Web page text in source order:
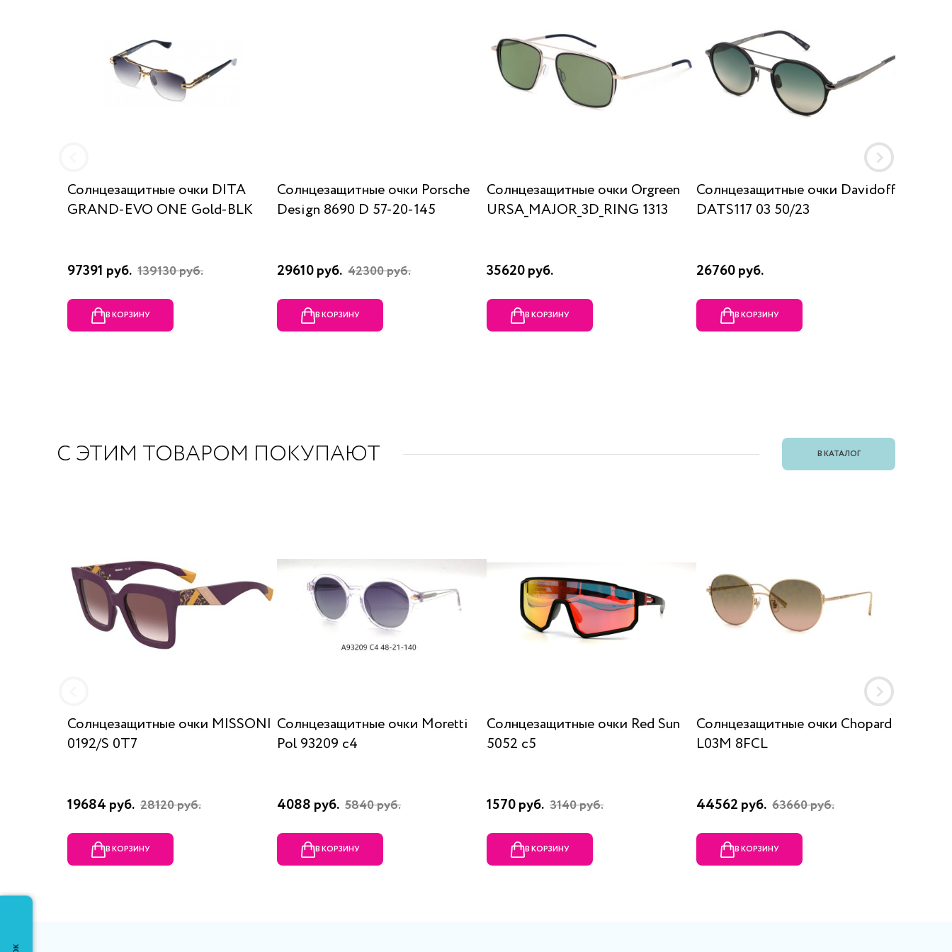
Солнцезащитные очки DITA
GRAND-EVO ONE Gold-BLK
97391 руб. 139130 руб.
В КОРЗИНУ
Солнцезащитные очки Porsche
Design 8690 D 57-20-145
29610 руб. 42300 руб.
В КОРЗИНУ
Солнцезащитные очки Orgreen
URSA_MAJOR_3D_RING 1313
35620 руб.
В КОРЗИНУ
Солнцезащитные очки Davidoff
DATS117 03 50/23
26760 руб.
В КОРЗИНУ
С ЭТИМ ТОВАРОМ ПОКУПАЮТ В КАТАЛОГ
Солнцезащитные очки MISSONI
0192/S 0T7
19684 руб. 28120 руб.
В КОРЗИНУ
Солнцезащитные очки Moretti
Pol 93209 c4
4088 руб. 5840 руб.
В КОРЗИНУ
Солнцезащитные очки Red Sun
5052 c5
1570 руб. 3140 руб.
В КОРЗИНУ
Солнцезащитные очки Chopard
L03M 8FCL
44562 руб. 63660 руб.
В КОРЗИНУ